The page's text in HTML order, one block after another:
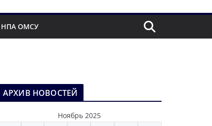
НПА ОМСУ
АРХИВ НОВОСТЕЙ
Ноябрь 2025